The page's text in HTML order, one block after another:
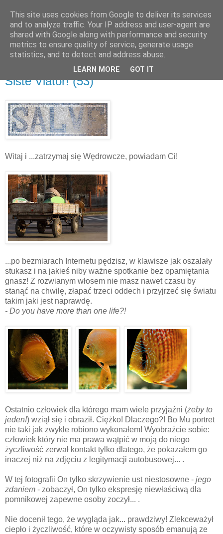
piątek, 30 listopada 2007
Siste Viator! (53)
Witaj i ...zatrzymaj się Wędrowcze, powiadam Ci!
...po bezmiarach Internetu pędzisz, w klawisze jak oszalały
stukasz i na jakieś niby ważne spotkanie bez opamiętania
gnasz! Z rozwianym włosem nie masz nawet czasu by
stanąć na chwilę, złapać trzeci oddech i przyjrzeć się światu
takim jaki jest naprawdę.
- Do you have more than one life?!
Ostatnio człowiek dla którego mam wiele przyjaźni (żeby to
jeden!) wziął się i obraził. Ciężko! Dlaczego?! Bo Mu portret
nie taki jak zwykle robiono wykonałem! Wyobraźcie sobie:
człowiek który nie ma prawa wątpić w moją do niego
życzliwość zerwał kontakt tylko dlatego, że pokazałem go
inaczej niż na zdjęciu z legitymacji autobusowej... .
W tej fotografii On tylko skrzywienie ust niestosowne - jego
zdaniem - zobaczył, On tylko ekspresję niewłaściwą dla
pomnikowej zapewne osoby zoczył... .
Nie docenił tego, że wygląda jak... prawdziwy! Zlekceważył
ciepło i życzliwość, które w oczywisty sposób emanują ze
This site uses cookies from Google to deliver its services
and to analyze traffic. Your IP address and user-agent are
shared with Google along with performance and security
metrics to ensure quality of service, generate usage
statistics, and to detect and address abuse.
LEARN MORE GOT IT